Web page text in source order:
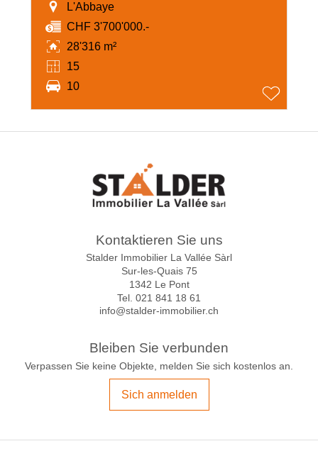
L'Abbaye
CHF 3'700'000.-
28'316 m²
15
10
Kontaktieren Sie uns
Stalder Immobilier La Vallée Sàrl
Sur-les-Quais 75
1342 Le Pont
Tel. 021 841 18 61
info@stalder-immobilier.ch
Bleiben Sie verbunden
Verpassen Sie keine Objekte, melden Sie sich kostenlos an.
Sich anmelden